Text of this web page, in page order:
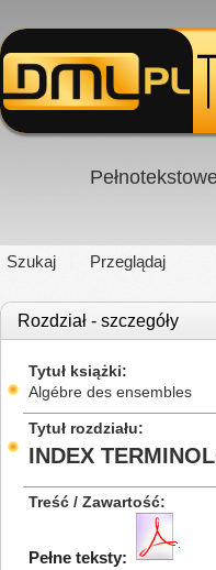
Szukaj Przeglądaj
Rozdział - szczegóły
Tytuł książki
Algébre des ensembles
Tytuł rozdziału
INDEX
Treść / Zawartość
Pełne teksty: